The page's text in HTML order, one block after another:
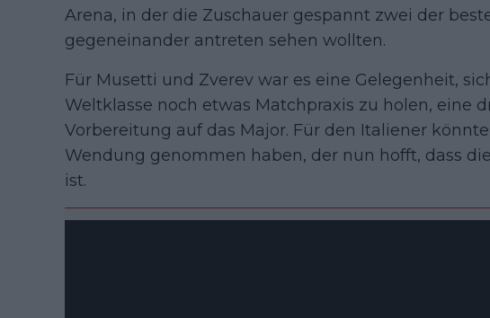
Arena, in der die Zuschauer gespannt zwei der
gegeneinander antreten sehen wollten.
Für Musetti und Zverev war es eine Gelegenheit,
Weltklasse noch etwas Matchpraxis zu holen, eine
Vorbereitung auf das Major. Für den Italiener
Wendung genommen haben, der nun hofft, dass
ist.